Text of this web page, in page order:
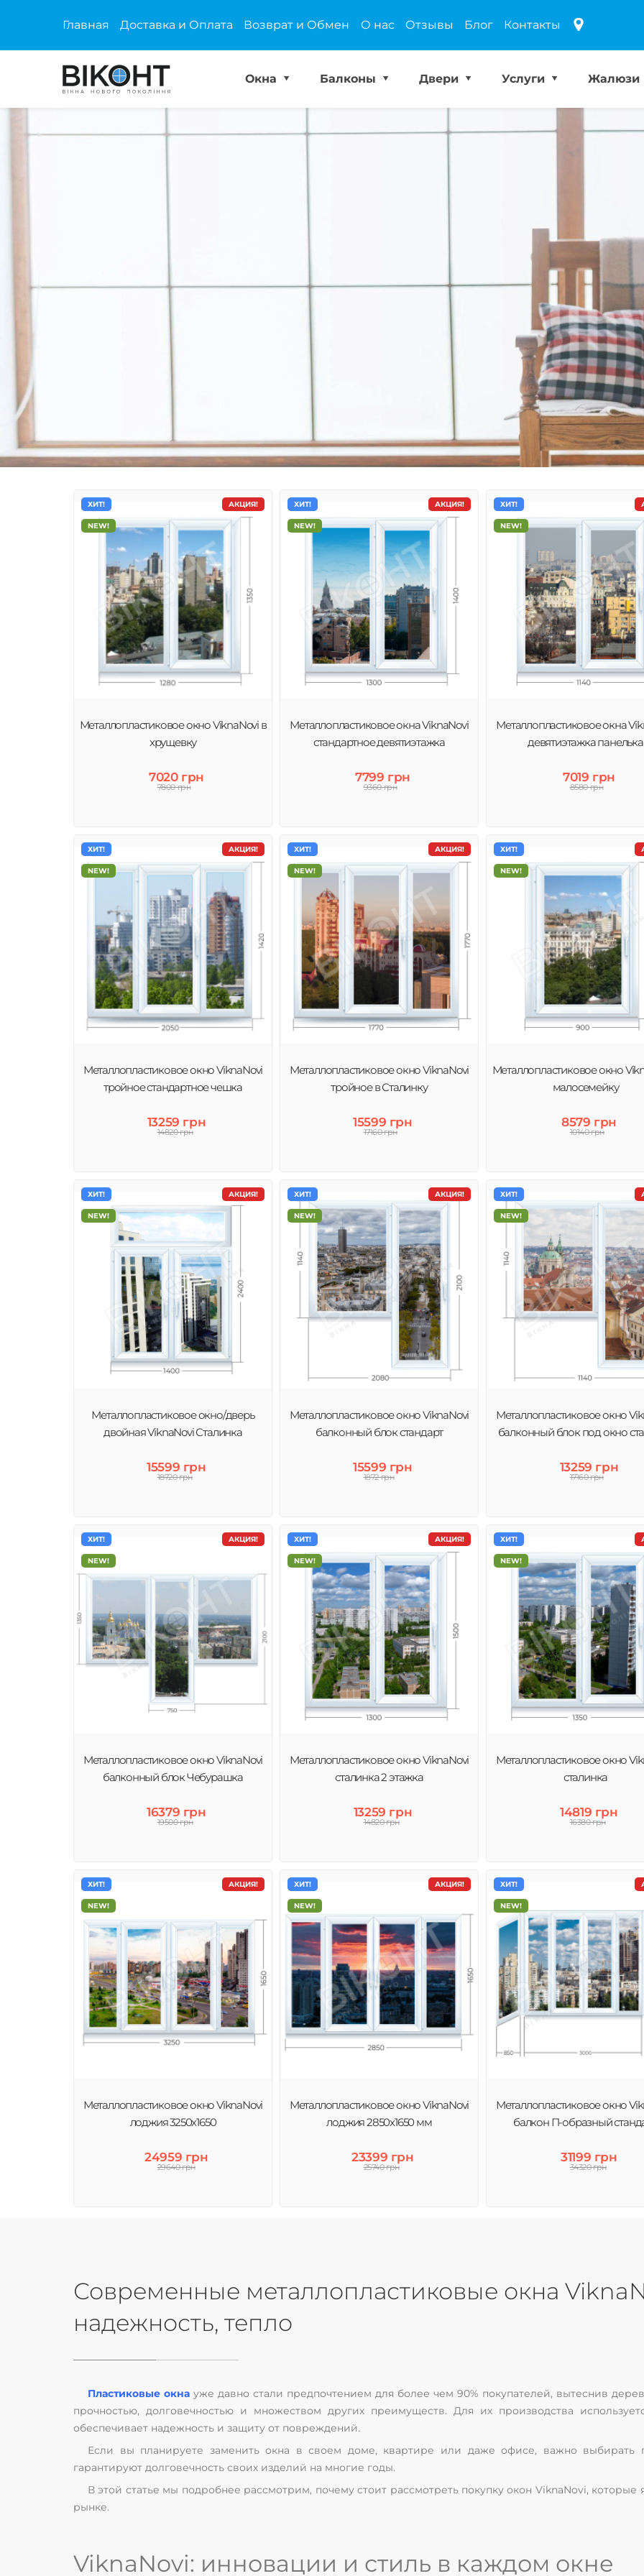
Главная Доставка и Оплата Возврат и Обмен О нас Отзывы Блог Контакты
Окна Балконы Двери Услуги Жалюзи
Металлопластиковые окна
ViknaNovi
Оконные профили ViknaNovi – идеальное сочетание классических
металлопластиковых окон и приятной, демократичной цены, подходящей
АКЦИЯ!
ХИТ!
NEW!
Металлопластиковое окно ViknaNovi в
хрущевку
7020 грн
7800 грн
АКЦИЯ!
ХИТ!
NEW!
Металлопластиковое окна ViknaNovi
стандартное девятиэтажка
7799 грн
9360 грн
ХИТ!
NEW!
Металлопластиковое окна
девятиэтажка панелька
7019 грн
8580 грн
АКЦИЯ!
ХИТ!
NEW!
Металлопластиковое окно ViknaNovi
тройное стандартное чешка
13259 грн
14820 грн
АКЦИЯ!
ХИТ!
NEW!
Металлопластиковое окно ViknaNovi
тройное в Сталинку
15599 грн
17160 грн
ХИТ!
NEW!
Металлопластиковое окно
малосемейку
8579 грн
10140 грн
АКЦИЯ!
ХИТ!
NEW!
Металлопластиковое окно/дверь
двойная ViknaNovi Сталинка
15599 грн
18720 грн
АКЦИЯ!
ХИТ!
NEW!
Металлопластиковое окно ViknaNovi
балконный блок стандарт
15599 грн
1872 грн
ХИТ!
NEW!
Металлопластиковое окно
балконный блок под окно
13259 грн
17160 грн
АКЦИЯ!
ХИТ!
NEW!
Металлопластиковое окно ViknaNovi
балконный блок Чебурашка
16379 грн
19500 грн
АКЦИЯ!
ХИТ!
NEW!
Металлопластиковое окно ViknaNovi
сталинка 2 этажка
13259 грн
14820 грн
ХИТ!
NEW!
Металлопластиковое окно
сталинка
14819 грн
16380 грн
АКЦИЯ!
ХИТ!
NEW!
Металлопластиковое окно ViknaNovi
лоджия 3250х1650
24959 грн
29640 грн
АКЦИЯ!
ХИТ!
NEW!
Металлопластиковое окно ViknaNovi
лоджия 2850х1650 мм
23399 грн
25740 грн
ХИТ!
NEW!
Металлопластиковое окно
балкон П-образный
31199 грн
34320 грн
Современные металлопластиковые окна
надежность, тепло
Пластиковые окна уже давно стали предпочтением для более чем 90% покупателей, вытеснив
прочностью, долговечностью и множеством других преимуществ. Для их производства
обеспечивает надежность и защиту от повреждений.
Если вы планируете заменить окна в своем доме, квартире или даже офисе, важно выбирать
гарантируют долговечность своих изделий на многие годы.
В этой статье мы подробнее рассмотрим, почему стоит рассмотреть покупку окон ViknaNovi,
рынке.
ViknaNovi: инновации и стиль в каждом окне